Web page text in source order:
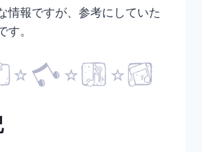
情報ですが、参考にしていた
す。